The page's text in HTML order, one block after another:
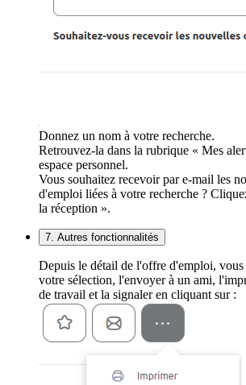
Donnez un nom à votre recherche.
Retrouvez-la dans la rubrique « Mes
espace personnel.
Vous souhaitez recevoir par e-mail les
d'emploi liées à votre recherche ?
la réception ».
7. Autres fonctionnalités
Depuis le détail de l'offre d'emploi,
votre sélection, l'envoyer à un ami,
de travail et la signaler en cliquant sur :